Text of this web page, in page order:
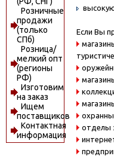
Розничные
продажи
(только
СПб)
Розница/
мелкий опт
(регионы
РФ)
Изготовим
на заказ
Ищем
поставщиков
Контактная
информация
Если Вы
отделы